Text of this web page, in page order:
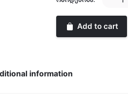
quantity
Add to cart
information